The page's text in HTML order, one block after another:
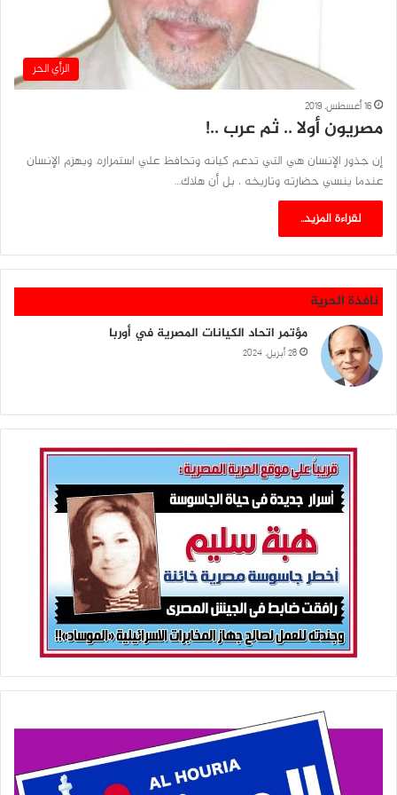
الرأي الحر
16 أغسطس، 2019
مصريون أولا .. ثم عرب ..!
​إن جذور الإنسان هي التي تدعم كيانه وتحافظ علي استمراره. ويهزم الإنسان
عندما ينسي حضارته وتاريخه ، بل أن هلاك…
لقراءة المزيد..
نافذة الحرية
مؤتمر اتحاد الكيانات المصرية في أوربا
28 أبريل، 2024